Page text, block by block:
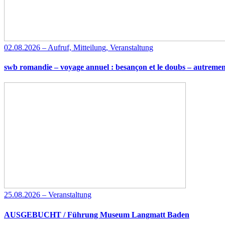
02.08.2026 – Aufruf, Mitteilung, Veranstaltung
swb romandie – voyage annuel : besançon et le doubs –
25.08.2026 – Veranstaltung
AUSGEBUCHT / Führung Museum Langmatt Baden